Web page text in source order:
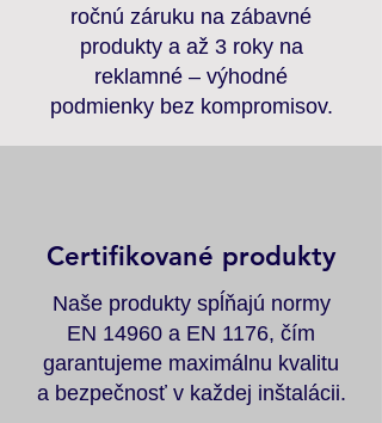
ročnú záruku na zábavné
produkty a až 3 roky na
reklamné – výhodné
podmienky bez kompromisov.
Certifikované produkty
Naše produkty spĺňajú normy
EN 14960 a EN 1176, čím
garantujeme maximálnu kvalitu
a bezpečnosť v každej inštalácii.